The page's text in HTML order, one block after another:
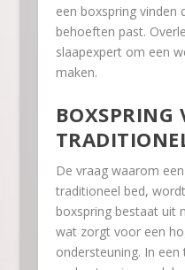
een boxspring vinden
behoeften past.
slaapexpert om een
maken.
BOXSPRING
De vraag waarom
traditioneel bed,
boxspring bestaat uit
wat zorgt voor een
ondersteuning. In